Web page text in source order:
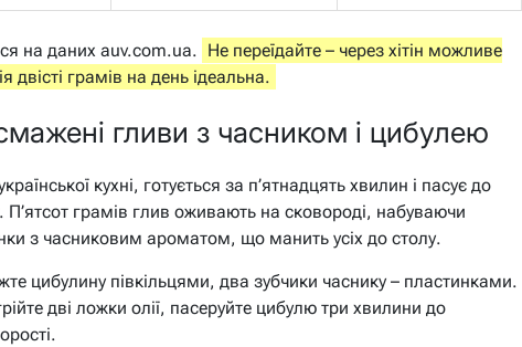
на даних auv.com.ua. Не переїдайте – через хітін можливе
двісті грамів на день ідеальна.
гливи з часником і цибулею
кухні, готується за п’ятнадцять хвилин і пасує до
П’ятсот грамів глив оживають на сковороді, набуваючи
з часниковим ароматом, що манить усіх до столу.
цибулину півкільцями, два зубчики часнику – пластинками.
дві ложки олії, пасеруйте цибулю три хвилини до